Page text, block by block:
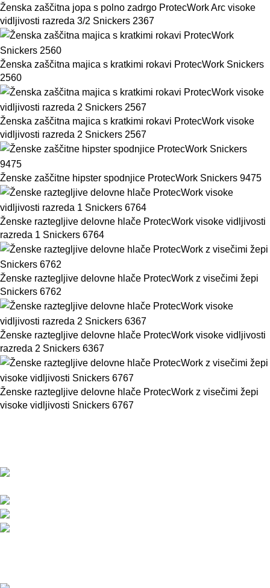
Ženska zaščitna jopa s polno zadrgo ProtecWork Arc visoke
vidljivosti razreda 3/2 Snickers 2367
Ženska zaščitna majica s kratkimi rokavi ProtecWork Snickers
2560
Ženska zaščitna majica s kratkimi rokavi ProtecWork visoke
vidljivosti razreda 2 Snickers 2567
Ženske zaščitne hipster spodnjice ProtecWork Snickers 9475
Ženske raztegljive delovne hlače ProtecWork visoke vidljivosti
razreda 1 Snickers 6764
Ženske raztegljive delovne hlače ProtecWork z visečimi žepi
Snickers 6762
Ženske raztegljive delovne hlače ProtecWork visoke vidljivosti
razreda 2 Snickers 6367
Ženske raztegljive delovne hlače ProtecWork z visečimi žepi
visoke vidljivosti Snickers 6767